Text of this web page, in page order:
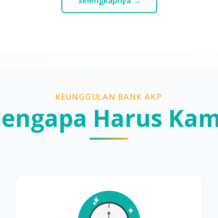
KEUNGGULAN BANK AKP
Harus